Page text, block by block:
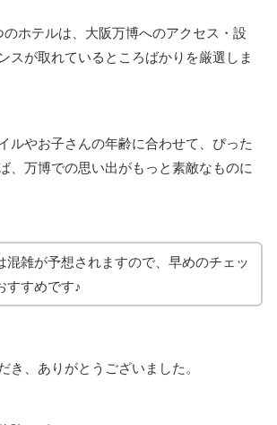
ホテルは、大阪万博へのアクセス・設
スが取れているところばかりを厳選しま
ルやお子さんの年齢に合わせて、ぴった
、万博での思い出がもっと素敵なものに
混雑が予想されますので、早めのチェッ
すすめです♪
き、ありがとうございました。